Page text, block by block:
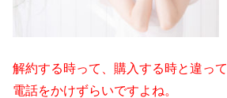
解約する時って、購入する時と違って
電話をかけずらいですよね。